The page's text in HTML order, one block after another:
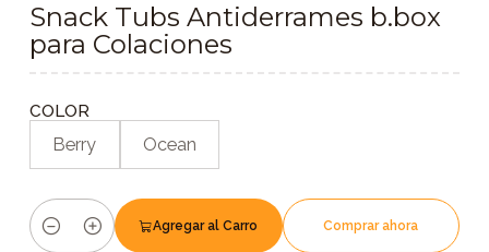
Snack Tubs Antiderrames b.box
para Colaciones
COLOR
Berry Ocean
Cantidad
Agregar al Carro Comprar ahora